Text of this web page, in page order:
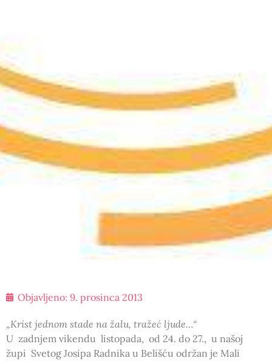
Objavljeno: 9. prosinca 2013
„Krist jednom stade na žalu, tražeć ljude…“
U zadnjem vikendu listopada, od 24. do 27., u našoj
župi Svetog Josipa Radnika u Belišću održan je Mali